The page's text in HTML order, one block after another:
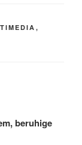
,
beruhige